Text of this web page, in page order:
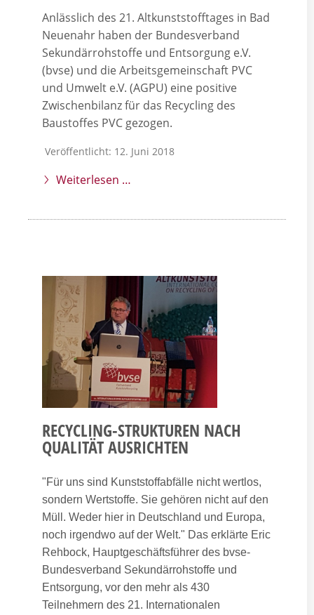
Anlässlich des 21. Altkunststofftages in Bad
Neuenahr haben der Bundesverband
Sekundärrohstoffe und Entsorgung e.V.
(bvse) und die Arbeitsgemeinschaft PVC
und Umwelt e.V. (AGPU) eine positive
Zwischenbilanz für das Recycling des
Baustoffes PVC gezogen.
Veröffentlicht: 12. Juni 2018
Weiterlesen …
RECYCLING-STRUKTUREN NACH
QUALITÄT AUSRICHTEN
"Für uns sind Kunststoffabfälle nicht wertlos,
sondern Wertstoffe. Sie gehören nicht auf den
Müll. Weder hier in Deutschland und Europa,
noch irgendwo auf der Welt." Das erklärte Eric
Rehbock, Hauptgeschäftsführer des bvse-
Bundesverband Sekundärrohstoffe und
Entsorgung, vor den mehr als 430
Teilnehmern des 21. Internationalen